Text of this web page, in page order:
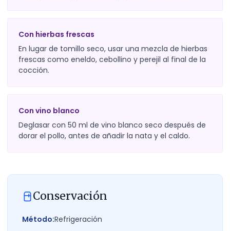
Con hierbas frescas
En lugar de tomillo seco, usar una mezcla de hierbas
frescas como eneldo, cebollino y perejil al final de la
cocción.
Con vino blanco
Deglasar con 50 ml de vino blanco seco después de
dorar el pollo, antes de añadir la nata y el caldo.
Conservación
Método:Refrigeración